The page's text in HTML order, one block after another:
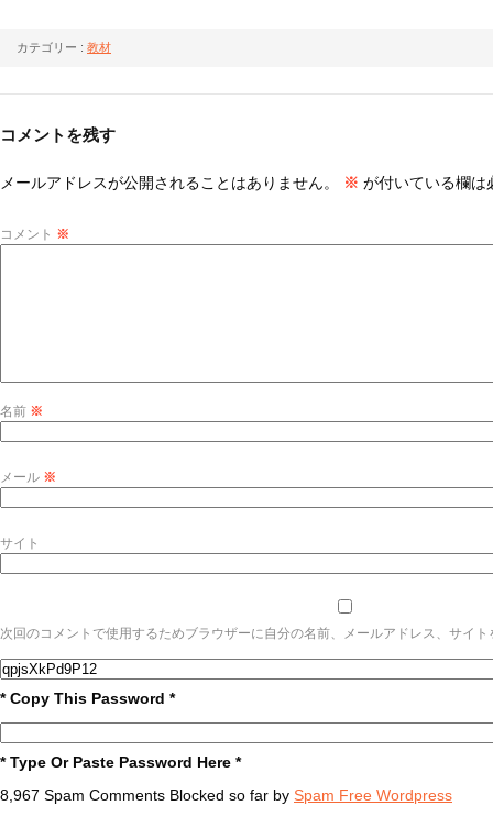
カテゴリー : 教材
コメントを残す
メールアドレスが公開されることはありません。 ※ が付いている欄は
コメント ※
名前 ※
メール ※
サイト
次回のコメントで使用するためブラウザーに自分の名前、メールアドレス、サイト
* Copy This Password *
* Type Or Paste Password Here *
8,967 Spam Comments Blocked so far by Spam Free Wordpress